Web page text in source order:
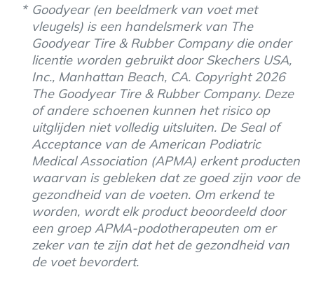
Goodyear (en beeldmerk van voet met
vleugels) is een handelsmerk van The
Goodyear Tire & Rubber Company die onder
licentie worden gebruikt door Skechers USA,
Inc., Manhattan Beach, CA. Copyright 2026
The Goodyear Tire & Rubber Company. Deze
of andere schoenen kunnen het risico op
uitglijden niet volledig uitsluiten. De Seal of
Acceptance van de American Podiatric
Medical Association (APMA) erkent producten
waarvan is gebleken dat ze goed zijn voor de
gezondheid van de voeten. Om erkend te
worden, wordt elk product beoordeeld door
een groep APMA-podotherapeuten om er
zeker van te zijn dat het de gezondheid van
de voet bevordert.